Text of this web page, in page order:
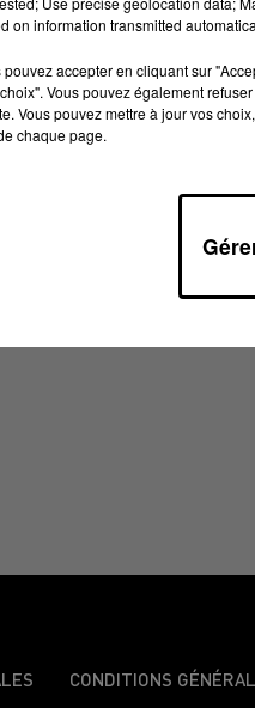
DU 28/06/2023 À
CONDITIONS
on information transmitted
pouvez accepter en cliquant sur
Vous pouvez également
Vous pouvez mettre à jour vos
chaque page.